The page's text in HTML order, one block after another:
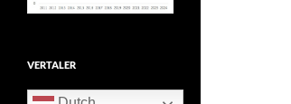
VERTALER